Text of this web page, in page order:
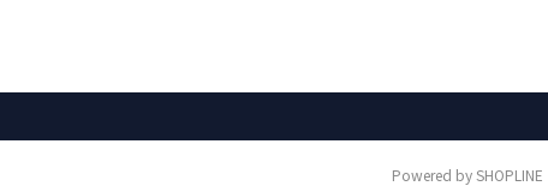
Powered by SHOPLINE